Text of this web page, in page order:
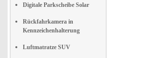
Digitale Parkscheibe Solar
Rückfahrkamera in
Kennzeichenhalterung
Luftmatratze SUV